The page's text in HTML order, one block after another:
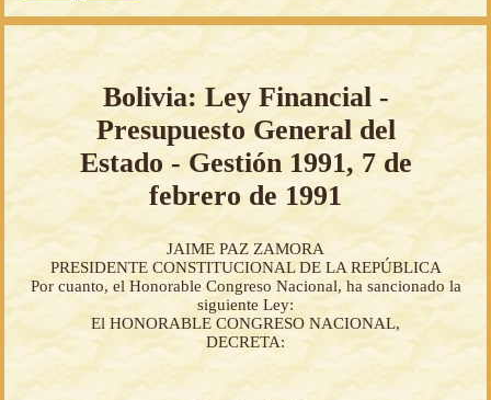
Bolivia: Ley Financial -
Presupuesto General del
Estado - Gestión 1991, 7 de
febrero de 1991
JAIME PAZ ZAMORA
PRESIDENTE CONSTITUCIONAL DE LA REPÚBLICA
Por cuanto, el Honorable Congreso Nacional, ha sancionado la
siguiente Ley:
El HONORABLE CONGRESO NACIONAL,
DECRETA: